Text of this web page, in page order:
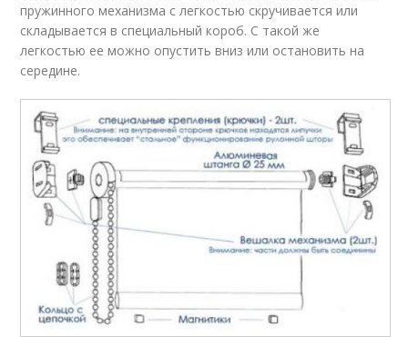
пружинного механизма с легкостью скручивается или
складывается в специальный короб. С такой же
легкостью ее можно опустить вниз или остановить на
середине.